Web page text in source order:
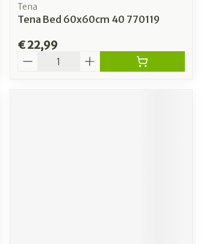
Tena
Tena Bed 60x60cm 40 770119
€ 22,99